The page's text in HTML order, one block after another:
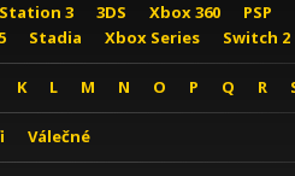
3 3DS Xbox 360 PSP
Stadia Xbox Series Switch 2
K L M N O P Q R
Válečné